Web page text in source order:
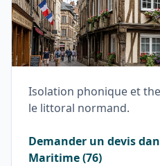
Isolation phonique et
le littoral normand.
Demander un devis
Maritime(76)